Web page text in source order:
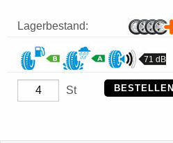
Lagerbestand:
71 dB
St BESTELLEN